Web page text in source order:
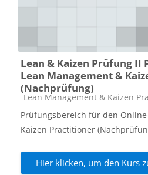
Lean & Kaizen Prüfung II
Lean Management &
(Nachprüfung)
Kursbereich
Lean Management & Kaizen
Prüfungsbereich für den
Kaizen Practitioner
Hier klicken, um den Kurs